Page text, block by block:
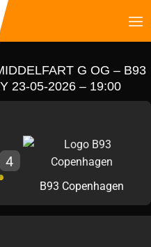
G OG – B93
23-05-2026 – 19:00
4
B93 Copenhagen